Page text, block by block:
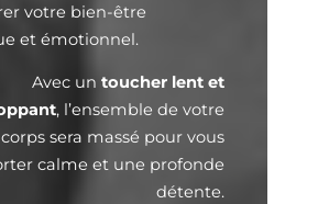
votre bien-être
et émotionnel.
Avec untoucher lent et
, l’ensemble de votre
corps sera massé pour vous
calme et une profonde
détente.